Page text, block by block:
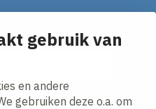
gebruik van
en andere
gebruiken deze o.a. om
in je mailbox!
statement.